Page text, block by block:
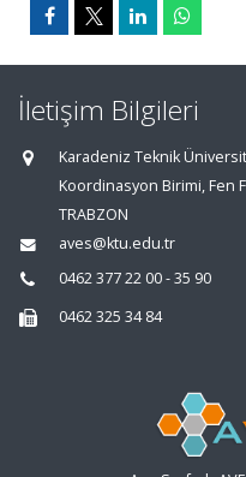
İletişim Bilgileri
Karadeniz Teknik
Koordinasyon Birimi, Fen
TRABZON
aves@ktu.edu.tr
0462 377 22 00 - 35 90
0462 325 34 84